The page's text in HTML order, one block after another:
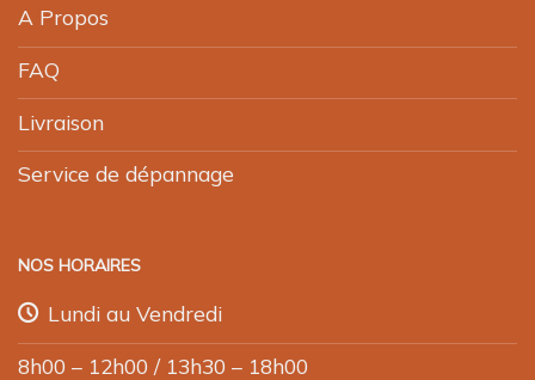
A Propos
FAQ
Livraison
Service de dépannage
NOS HORAIRES
Lundi au Vendredi
8h00 – 12h00 / 13h30 – 18h00